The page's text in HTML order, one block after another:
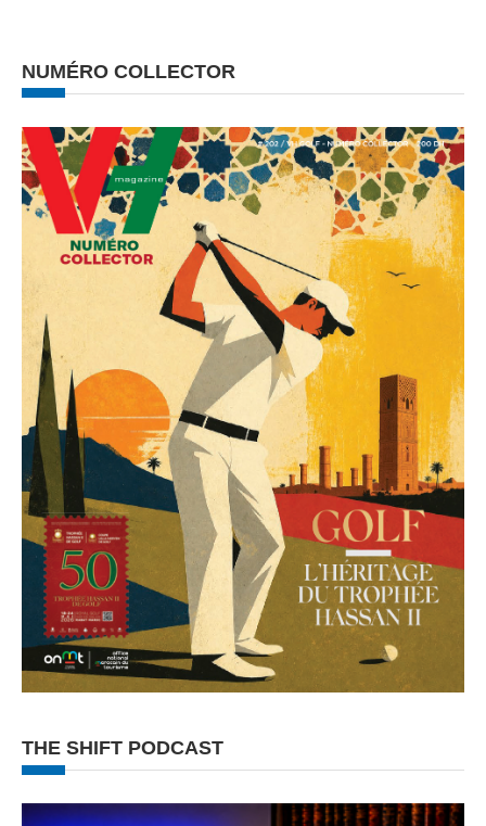
NUMÉRO COLLECTOR
THE SHIFT PODCAST